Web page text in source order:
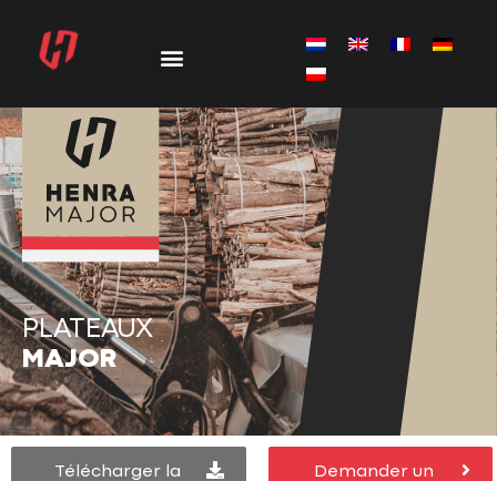
PLATEAUX
MAJOR
Télécharger la
Demander un